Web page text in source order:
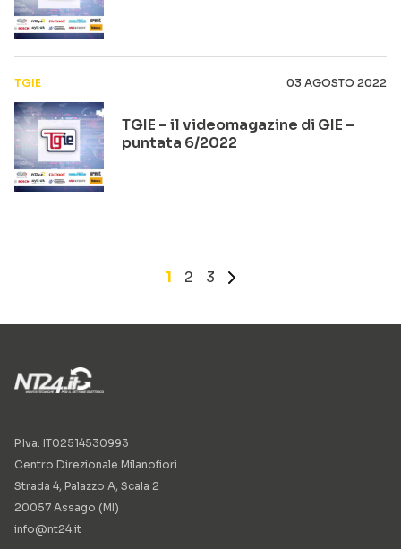
TGIE 03 AGOSTO 2022
TGIE – il videomagazine di GIE –
puntata 6/2022
1 2 3 »
P.Iva: IT02514530993
Centro Direzionale Milanofiori
Strada 4, Palazzo A, Scala 2
20057 Assago (MI)
info@nt24.it